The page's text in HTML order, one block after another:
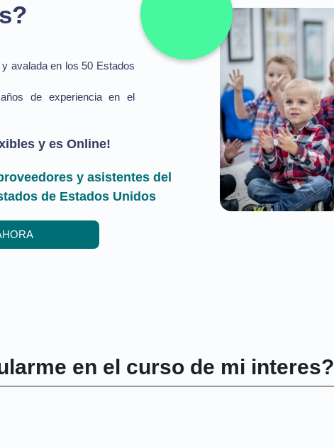
avalada en los 50 Estados
de experiencia en el
y es Online!
y asistentes del
de Estados Unidos
en el curso de mi interes?